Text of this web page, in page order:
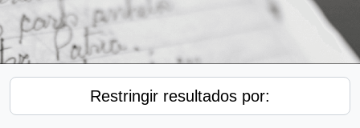
Restringir resultados por: